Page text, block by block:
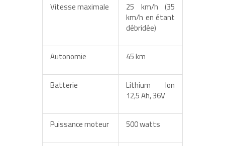
Vitesse maximale
25 km/h (35
km/h en étant
débridée)
Autonomie 45 km
Batterie
Lithium Ion
12,5 Ah, 36V
Puissance moteur 500 watts